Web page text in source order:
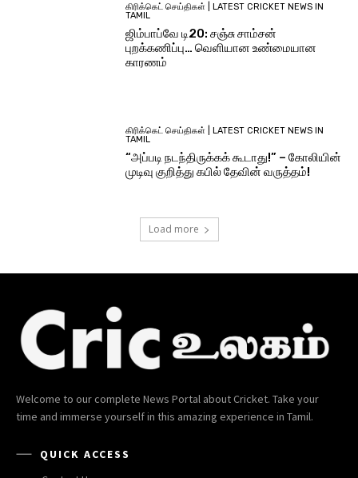
கிரிக்கெட் செய்திகள் | LATEST CRICKET NEWS IN
TAMIL
ஜிம்பாப்வே டி20: சஞ்சு சாம்சன்
புறக்கணிப்பு… வெளியான உண்மையான
காரணம்
கிரிக்கெட் செய்திகள் | LATEST CRICKET NEWS IN
TAMIL
“அப்படி நடந்திருக்கக் கூடாது!” – கோலியின்
முடிவு குறித்து கபில் தேவின் வருத்தம்!
Load more
Welcome to our complete News Portal about Cricket. Take your
time and immerse yourself in this amazing experience in Tamil.
QUICK ACCESS